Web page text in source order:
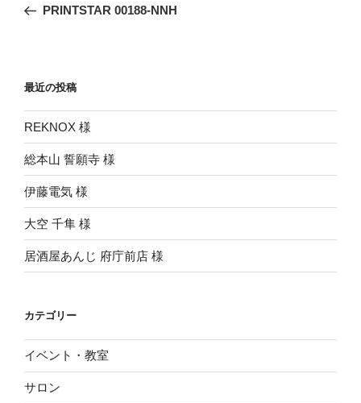
ナ
ー
シ
ョ
ン
の
PRINTSTAR 00188-NNH
最近の投稿
REKNOX 様
総本山 誓願寺 様
伊藤電気 様
大空 千隼 様
居酒屋あんじ 府庁前店 様
カテゴリー
イベント・教室
サロン